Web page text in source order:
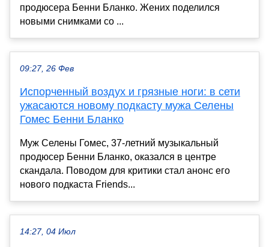
продюсера Бенни Бланко. Жених поделился
новыми снимками со ...
09:27, 26 Фев
Испорченный воздух и грязные ноги: в сети
ужасаются новому подкасту мужа Селены
Гомес Бенни Бланко
Муж Селены Гомес, 37-летний музыкальный
продюсер Бенни Бланко, оказался в центре
скандала. Поводом для критики стал анонс его
нового подкаста Friends...
14:27, 04 Июл